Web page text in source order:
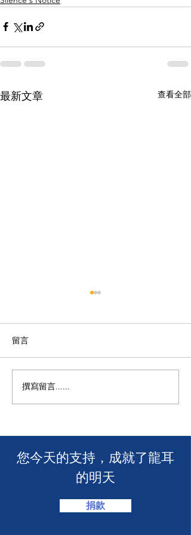
最新文章 查看全部
【龍耳資訊】
留言
撰寫留言......
​您今天的支持，成就了龍耳
的明天
捐款